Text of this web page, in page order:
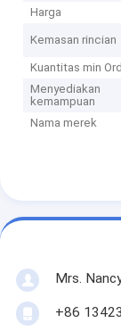
Harga
Kemasan rincian
Kuantitas min
Menyediakan
kemampuan
Nama merek
Mrs.
+86